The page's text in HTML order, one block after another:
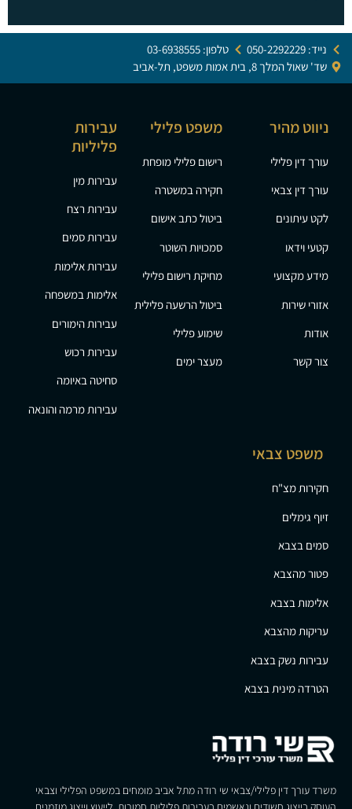
נייד: 050-2292229
טלפון: 03-6938555
שד' שאול המלך 8, בית אמות משפט, תל-אביב
ניווט מהיר
עורך דין פלילי
עורך דין צבאי
לקט עיתונים
קטעי וידאו
מידע מקצועי
אזורי שירות
אודות
צור קשר
משפט פלילי
רישום פלילי מופחת
חקירה במשטרה
ביטול כתב אישום
סמכויות השוטר
מחיקת רישום פלילי
ביטול הרשעה פלילית
שימוע פלילי
מעצר ימים
עבירות
פליליות
עבירות מין
עבירות רצח
עבירות סמים
עבירות אלימות
אלימות במשפחה
עבירות הימורים
עבירות רכוש
סחיטה באיומה
עבירות מרמה והונאה
משפט צבאי
חקירות מצ"ח
זיוף גימלים
סמים בצבא
פטור מהצבא
אלימות בצבא
עריקות מהצבא
עבירות נשק בצבא
הטרדה מינית בצבא
משרד עורך דין פלילי/צבאי שי רודה מתל אביב מומחים במשפט הפלילי וצבאי